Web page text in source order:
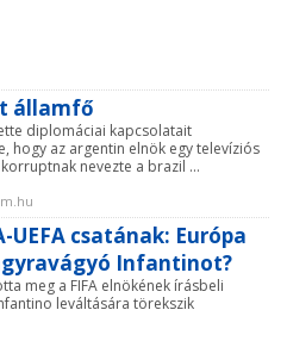
államfő
diplomáciai kapcsolatait
hogy az argentin elnök egy televíziós
nevezte a brazil ...
UEFA csatának: Európa
Infantinot?
meg a FIFA elnökének írásbeli
leváltására törekszik